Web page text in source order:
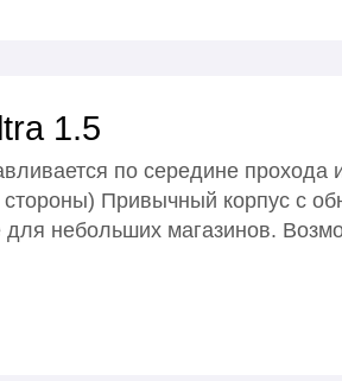
1.5
по середине прохода
Привычный корпус с
небольших магазинов.